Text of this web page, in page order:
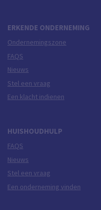
ERKENDE ONDERNEMING
Ondernemingszone
FAQS
Nieuws
Stel een vraag
Een klacht indienen
HUISHOUDHULP
FAQS
Nieuws
Stel een vraag
Een onderneming vinden